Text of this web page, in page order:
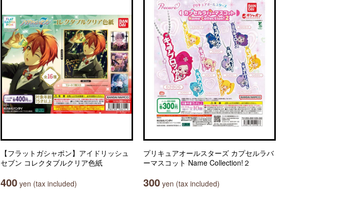
【フラットガシャポン】アイドリッシュ
セブン コレクタブルクリア色紙
400 yen (tax included)
プリキュアオールスターズ カプセルラバ
ーマスコット Name Collection!２
300 yen (tax included)